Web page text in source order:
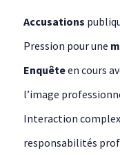
Accusations
Pression pour une
Enquêteen cours
l’image
Interaction
responsabilités